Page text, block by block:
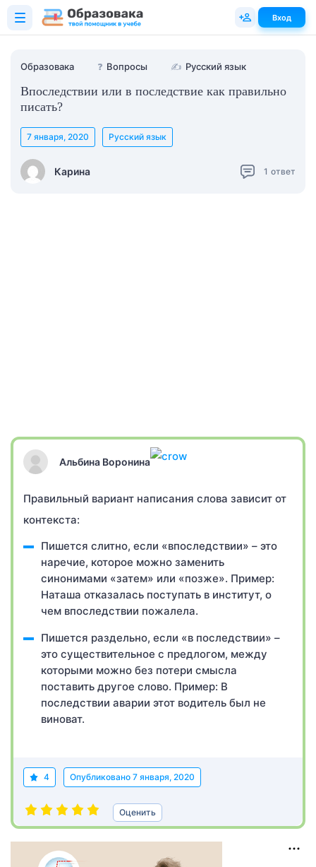
Образовака ❓ Вопросы ✍ Русский язык
Впоследствии или в последствие как правильно
писать?
Карина
7 января, 2020 Русский язык
1 ответ
Альбина Воронина
Правильный вариант написания слова зависит от
контекста:
Пишется слитно, если «впоследствии» – это
наречие, которое можно заменить
синонимами «затем» или «позже». Пример:
Наташа отказалась поступать в институт, о
чем впоследствии пожалела.
Пишется раздельно, если «в последствии» –
это существительное с предлогом, между
которыми можно без потери смысла
поставить другое слово. Пример: В
последствии аварии этот водитель был не
виноват.
4 Опубликовано 7 января, 2020
Оценить
Вход